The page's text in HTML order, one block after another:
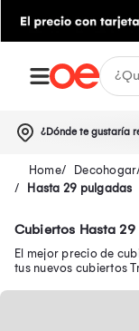
¿Dónde te gustaría
Decohogar
Hasta 29 pulgadas
Cubiertos Hasta 29
El mejor precio de
tus nuevos cubiertos